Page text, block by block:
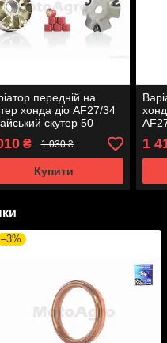
передній на
хонда діо AF27/34
скутер 50
Тайвань AT-13217
₴ 1 030 ₴
Купити
1
–3%